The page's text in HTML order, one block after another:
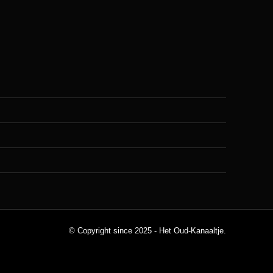
© Copyright since 2025 - Het Oud-Kanaaltje.